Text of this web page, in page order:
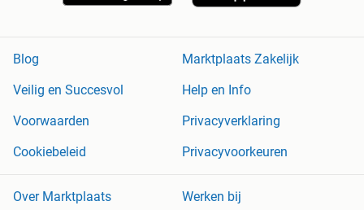
Blog
Marktplaats Zakelijk
Veilig en Succesvol
Help en Info
Voorwaarden
Privacyverklaring
Cookiebeleid
Privacyvoorkeuren
Over Marktplaats
Werken bij